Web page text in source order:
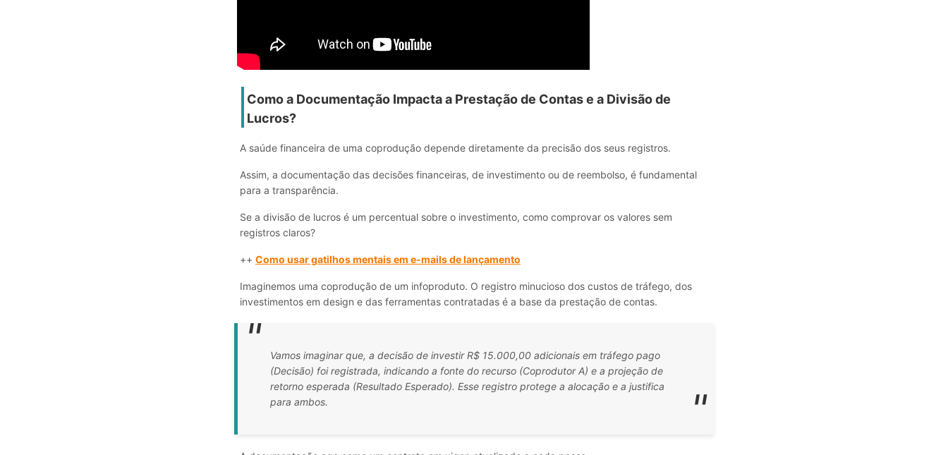
Como a Documentação Impacta a Prestação de Contas e a Divisão de
Lucros?
A saúde financeira de uma coprodução depende diretamente da precisão dos seus registros.
Assim, a documentação das decisões financeiras, de investimento ou de reembolso, é fundamental
para a transparência.
Se a divisão de lucros é um percentual sobre o investimento, como comprovar os valores sem
registros claros?
++ Como usar gatilhos mentais em e-mails de lançamento
Imaginemos uma coprodução de um infoproduto. O registro minucioso dos custos de tráfego, dos
investimentos em design e das ferramentas contratadas é a base da prestação de contas.
Vamos imaginar que, a decisão de investir R$ 15.000,00 adicionais em tráfego pago
(Decisão) foi registrada, indicando a fonte do recurso (Coprodutor A) e a projeção de
retorno esperada (Resultado Esperado). Esse registro protege a alocação e a justifica
para ambos.